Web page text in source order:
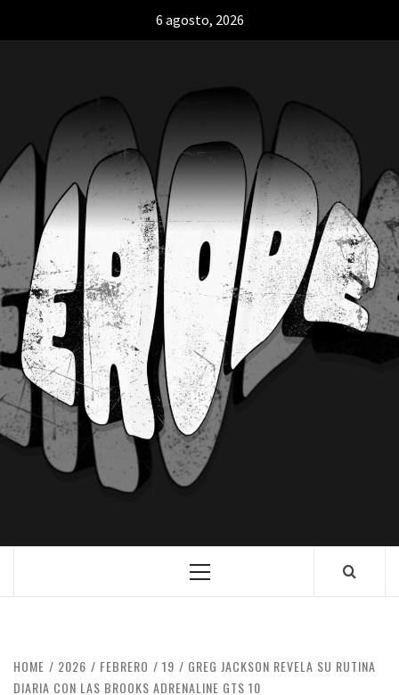
6 agosto, 2026
HOME 2026 FEBRERO 19
GREG JACKSON REVELA SU RUTINA
DIARIA CON LAS BROOKS ADRENALINE GTS 10